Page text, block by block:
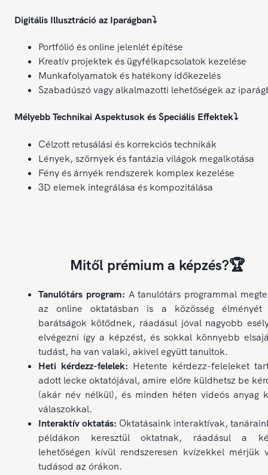
Digitális Illusztráció az Iparágban⤵️
Portfólió és online jelenlét építése
Kreatív projektek és ügyfélkapcsolatok kezelése
Munkafolyamatok és hatékony időkezelés
Szabadúszó vagy alkalmazotti lehetőségek az
Mélyebb Technikai Aspektusok és Speciális Effektek⤵️
Célzott retusálási és korrekciós technikák
Lények, szörnyek és fantázia világok megalkotása
Fény és árnyék rendszerek komplex kezelése
3D elemek integrálása és kompozitálása
Mitől prémium a képzés?🏆
Tanulótárs program: A tanulótárs programmal
az online oktatásban is a közösség
barátságok kötődnek, ráadásul jóval nagyobb
elvégezni így a képzést, és sokkal könnyebb
tudást, ha van valaki, akivel együtt tanultok.
Heti kérdezz-felelek: Hetente kérdezz-feleleket
adott lecke oktatójával, amire előre küldhetsz be
(akár név nélkül), és minden héten videós anyag
válaszokkal.
Interaktív oktatás: Oktatásaink interaktívak,
példákon keresztül oktatnak, ráadásul a
lehetőségen kívül rendszeresen kvízekkel mérjük
tudásod az órákon.